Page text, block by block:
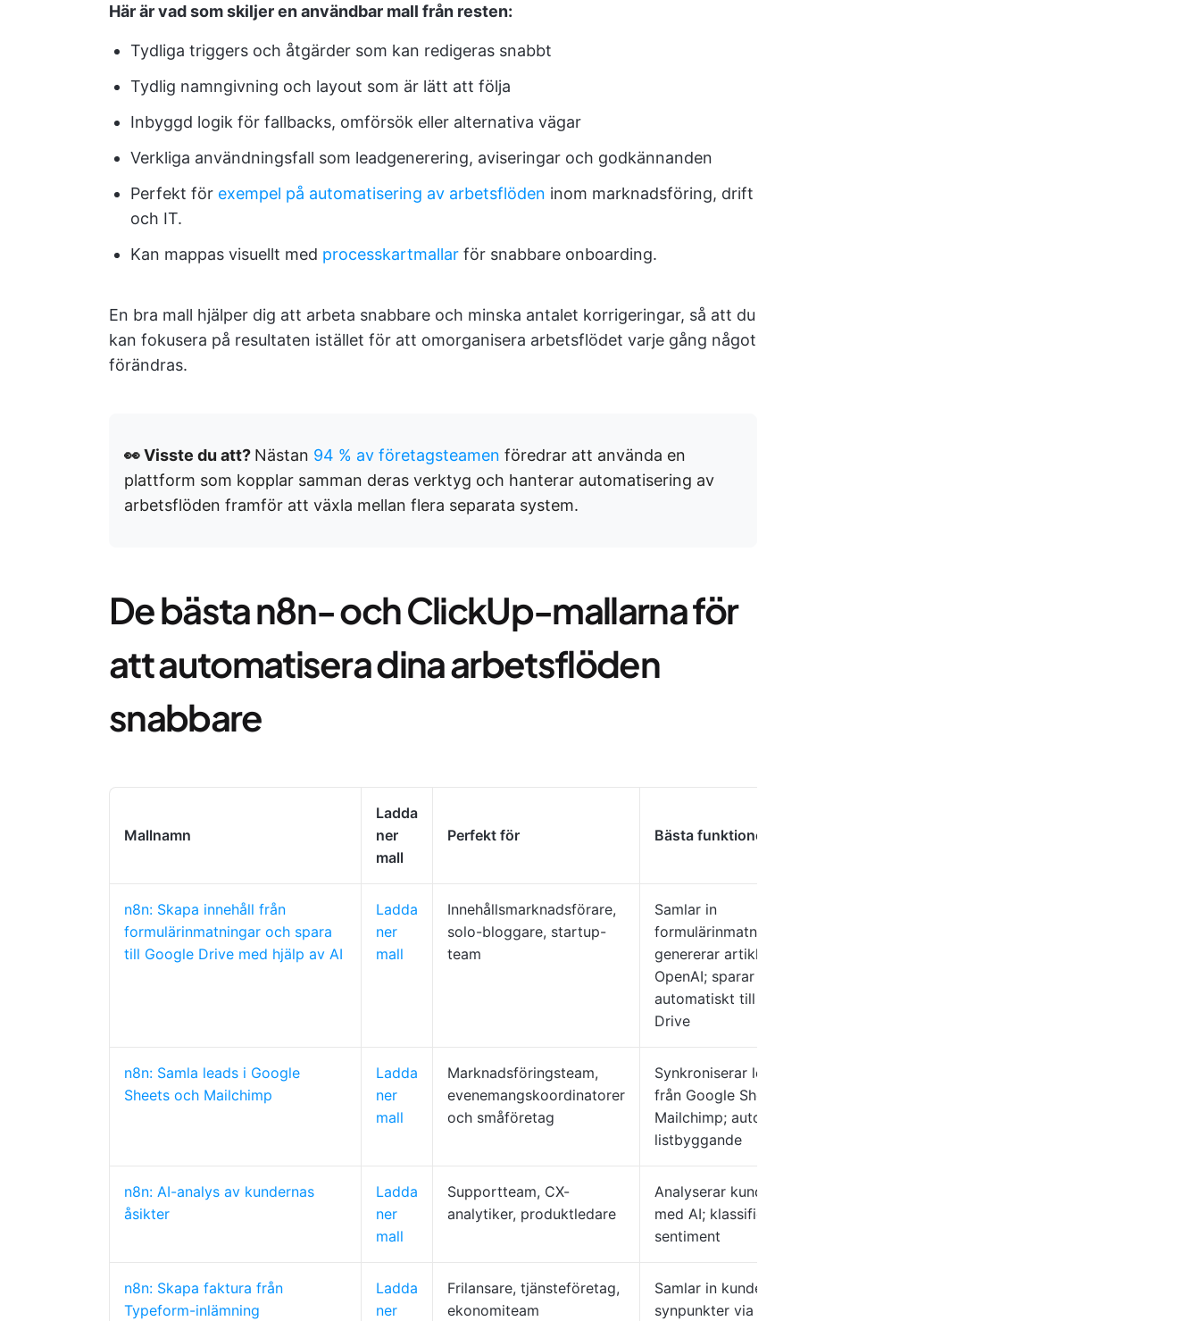
Här är vad som skiljer en användbar mall från resten:
Tydliga triggers och åtgärder som kan redigeras snabbt
Tydlig namngivning och layout som är lätt att följa
Inbyggd logik för fallbacks, omförsök eller alternativa vägar
Verkliga användningsfall som leadgenerering, aviseringar och godkännanden
Perfekt för exempel på automatisering av arbetsflöden inom marknadsföring, drift
och IT.
Kan mappas visuellt med processkartmallar för snabbare onboarding.
En bra mall hjälper dig att arbeta snabbare och minska antalet korrigeringar, så att du
kan fokusera på resultaten istället för att omorganisera arbetsflödet varje gång något
förändras.
👀 Visste du att? Nästan 94 % av företagsteamen föredrar att använda en
plattform som kopplar samman deras verktyg och hanterar automatisering av
arbetsflöden framför att växla mellan flera separata system.
De bästa n8n- och ClickUp-mallarna för
att automatisera dina arbetsflöden
snabbare
Mallnamn
Ladda
ner
mall
Perfekt för Bästa funktioner
n8n: Skapa innehåll från
formulärinmatningar och spara
till Google Drive med hjälp av AI
Ladda
ner
mall
Innehållsmarknadsförare,
solo-bloggare, startup-
team
Samlar in
formulärinmatningar;
genererar artiklar med
OpenAI; sparar
automatiskt till Google
Drive
n8n: Samla leads i Google
Sheets och Mailchimp
Ladda
ner
mall
Marknadsföringsteam,
evenemangskoordinatorer
och småföretag
Synkroniserar leaddata
från Google Sheets till
Mailchimp; automatiserar
listbyggande
n8n: AI-analys av kundernas
åsikter
Ladda
ner
mall
Supportteam, CX-
analytiker, produktledare
Analyserar kundfeedback
med AI; klassificerar
sentiment
n8n: Skapa faktura från
Typeform-inlämning
Ladda
ner
Frilansare, tjänsteföretag,
ekonomiteam
Samlar in kundernas
synpunkter via Typeform;